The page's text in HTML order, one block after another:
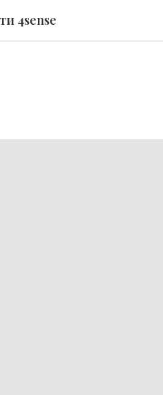
4sense